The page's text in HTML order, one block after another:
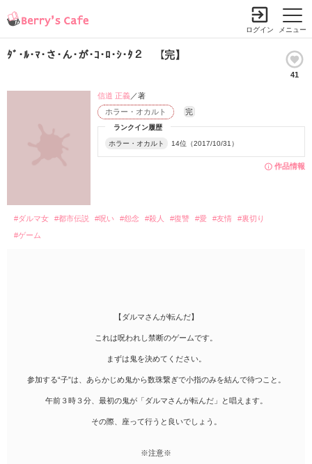
メニュー
ログイン
ﾀﾞ･ﾙ･ﾏ･さ･ん･が･ｺ･ﾛ･ｼ･ﾀ２ 【完】
41
作品情報
ランクイン履歴
ホラー・オカルト 14位（2017/10/31）
ホラー・オカルト 完
信道 正義／著
#ダルマ女 #都市伝説 #呪い #怨念 #殺人 #復讐 #愛 #友情
#裏切り
#ゲーム
【ダルマさんが転んだ】
これは呪われし禁断のゲームです。
まずは鬼を決めてください。
参加する“子”は、あらかじめ鬼から数珠繋ぎで小指のみを結んで待つこと。
午前３時３分、最初の鬼が「ダルマさんが転んだ」と唱えます。
その際、座って行うと良いでしょう。
※注意※